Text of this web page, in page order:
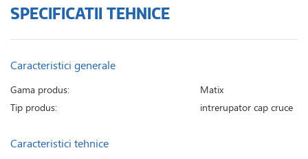
SPECIFICATII TEHNICE
Caracteristici generale
Gama produs:
Matix
Tip produs:
intrerupator cap cruce
Caracteristici tehnice